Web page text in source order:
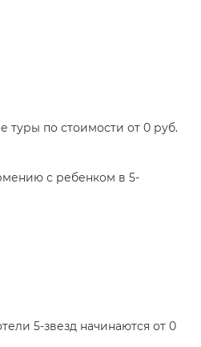
по стоимости от 0 руб.
с ребенком в 5-
5-звезд начинаются от 0